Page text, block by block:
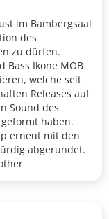
im Bambergsaal
des
zu dürfen.
Bass Ikone MOB
welche seit
Releases auf
Sound des
haben.
erneut mit den
abgerundet.